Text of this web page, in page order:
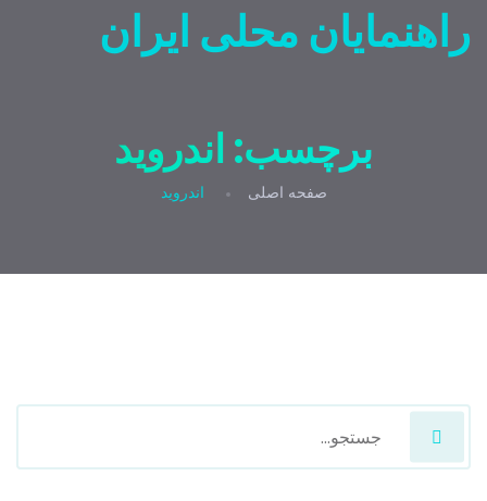
راهنمایان محلی ایران
برچسب: اندروید
صفحه اصلی اندروید